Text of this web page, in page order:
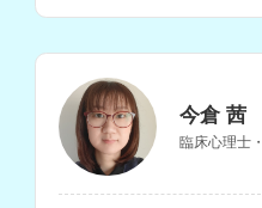
今倉 茜
臨床心理士